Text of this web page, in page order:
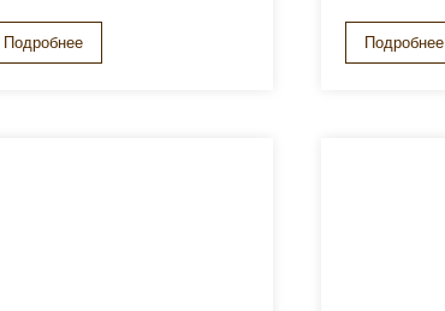
Подробнее Подробнее